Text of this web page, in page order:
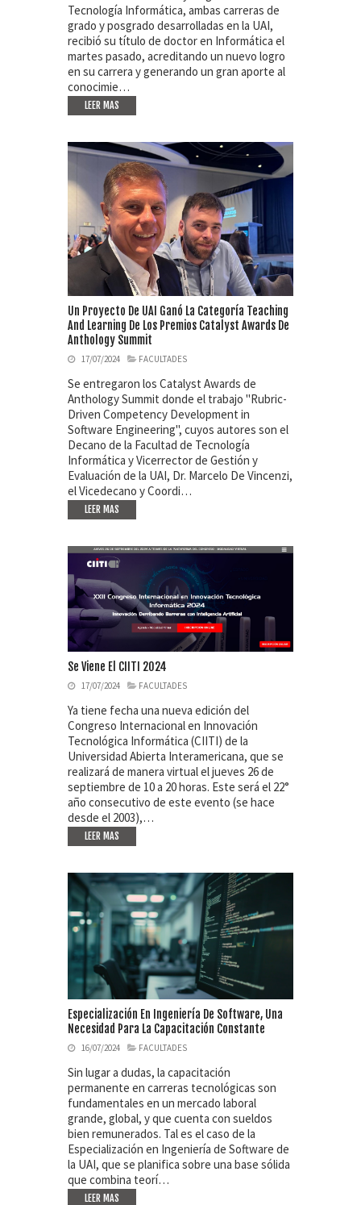
Tecnología Informática, ambas carreras de
grado y posgrado desarrolladas en la UAI,
recibió su título de doctor en Informática el
martes pasado, acreditando un nuevo logro
en su carrera y generando un gran aporte al
conocimie…
LEER MAS
Un Proyecto De UAI Ganó La Categoría Teaching
And Learning De Los Premios Catalyst Awards De
Anthology Summit
17/07/2024 FACULTADES
Se entregaron los Catalyst Awards de
Anthology Summit donde el trabajo "Rubric-
Driven Competency Development in
Software Engineering", cuyos autores son el
Decano de la Facultad de Tecnología
Informática y Vicerrector de Gestión y
Evaluación de la UAI, Dr. Marcelo De Vincenzi,
el Vicedecano y Coordi…
LEER MAS
Se Viene El CIITI 2024
17/07/2024 FACULTADES
Ya tiene fecha una nueva edición del
Congreso Internacional en Innovación
Tecnológica Informática (CIITI) de la
Universidad Abierta Interamericana, que se
realizará de manera virtual el jueves 26 de
septiembre de 10 a 20 horas. Este será el 22°
año consecutivo de este evento (se hace
desde el 2003),…
LEER MAS
Especialización En Ingeniería De Software, Una
Necesidad Para La Capacitación Constante
16/07/2024 FACULTADES
Sin lugar a dudas, la capacitación
permanente en carreras tecnológicas son
fundamentales en un mercado laboral
grande, global, y que cuenta con sueldos
bien remunerados. Tal es el caso de la
Especialización en Ingeniería de Software de
la UAI, que se planifica sobre una base sólida
que combina teorí…
LEER MAS